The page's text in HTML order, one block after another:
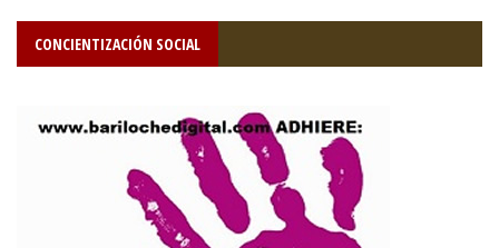
CONCIENTIZACIÓN SOCIAL